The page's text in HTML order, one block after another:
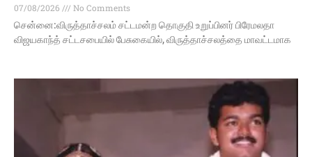
07/08/2026
No Comments
சென்னை:விருத்தாச்சலம் சட்டமன்ற தொகுதி உறுப்பினர் பிரேமலதா
விஜயகாந்த் சட்டசபையில் பேசுகையில், விருத்தாச்சலத்தை மாவட்டமாக